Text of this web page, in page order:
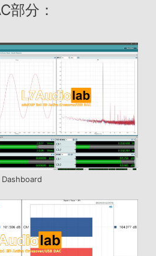
部分：
Dashboard